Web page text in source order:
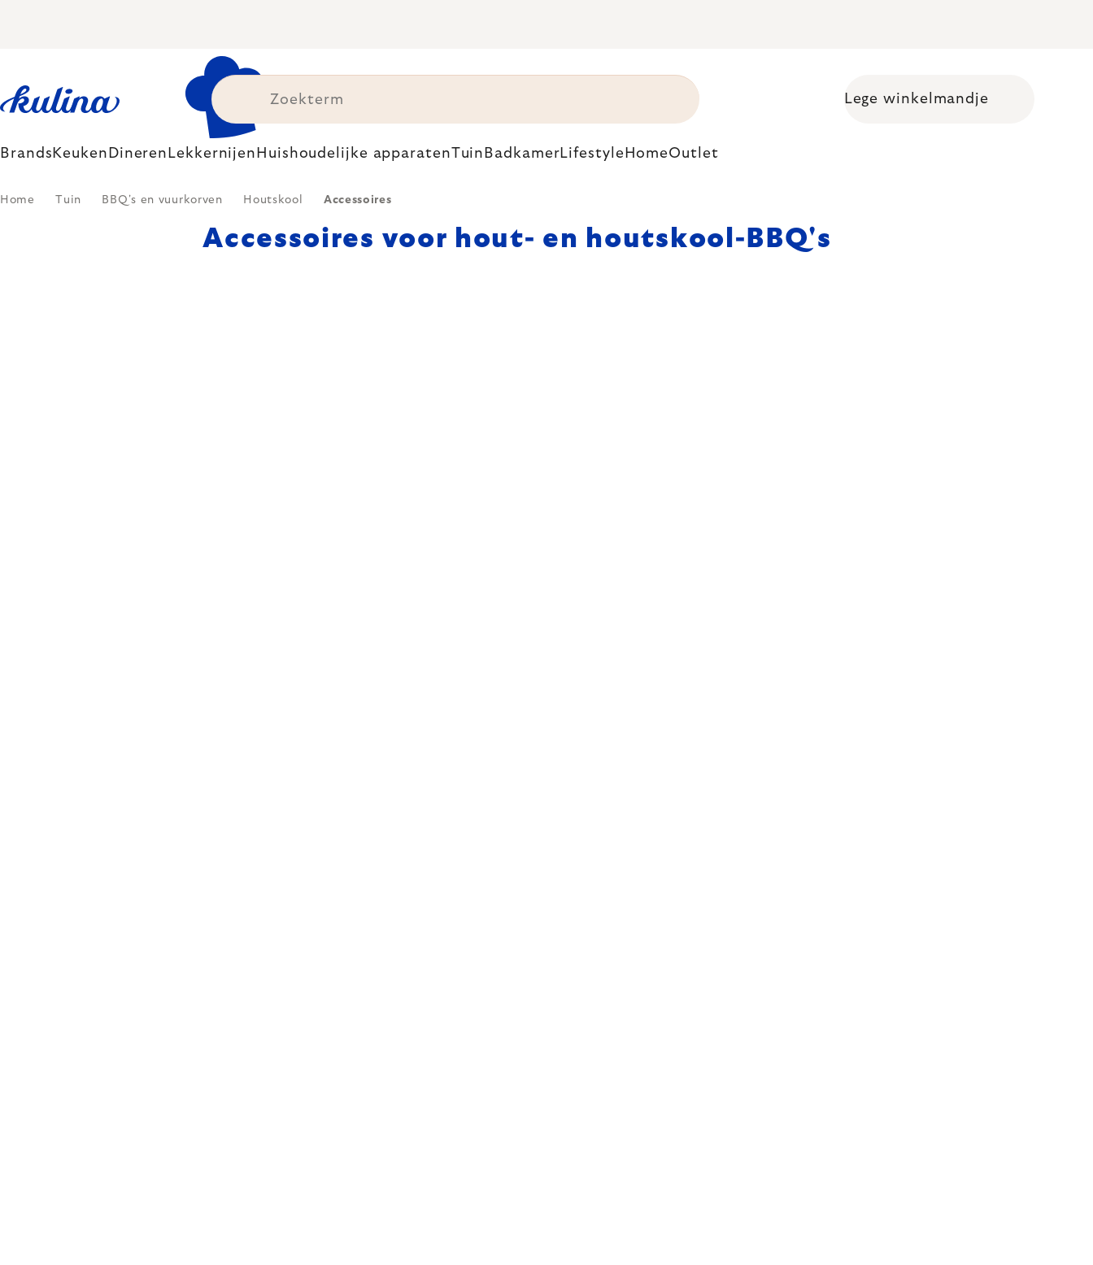
Shopping cart
Lege winkelmandje
Brands Keuken Dineren Lekkernijen Huishoudelijke apparatenTuin BadkamerLifestyle HomeOutlet
Home Tuin BBQ's en vuurkorven Houtskool Accessoires
Accessoires voor hout- en houtskool-BBQ's